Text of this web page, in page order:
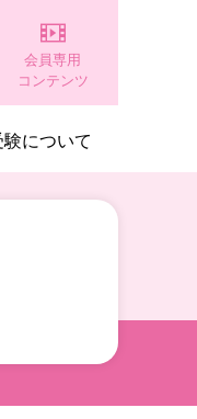
会員専用
コンテンツ
について